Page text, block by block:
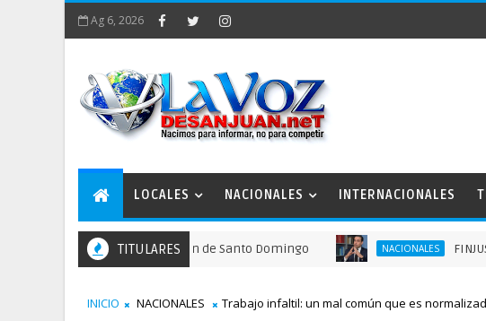
Ag 6, 2026
LOCALES NACIONALES INTERNACIONALES
TITULARES
la fundación de Santo Domingo NACIONALES FINJUS alerta
INICIO NACIONALES Trabajo infaltil: un mal común que es